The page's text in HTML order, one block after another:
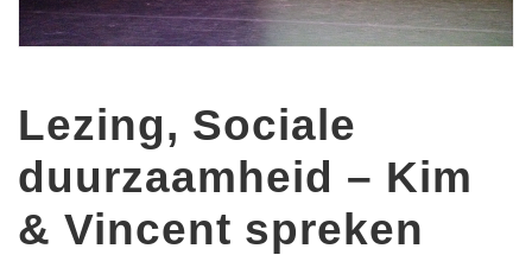
Lezing, Sociale
duurzaamheid – Kim
& Vincent spreken